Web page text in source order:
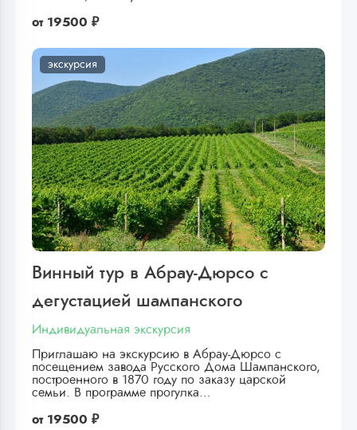
от 19500 ₽
экскурсия
Винный тур в Абрау-Дюрсо с
дегустацией шампанского
Индивидуальная экскурсия
Приглашаю на экскурсию в Абрау-Дюрсо с
посещением завода Русского Дома Шампанского,
построенного в 1870 году по заказу царской
семьи. В программе прогулка…
от 19500 ₽